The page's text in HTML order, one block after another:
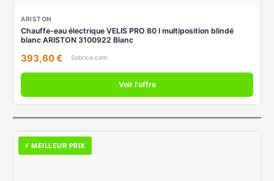
ARISTON
Chauffe-eau électrique VELIS PRO 80 l multiposition blindé
blanc ARISTON 3100922 Blanc
393,60 € Sobrico.com
Voir l'offre
⚡ MEILLEUR PRIX